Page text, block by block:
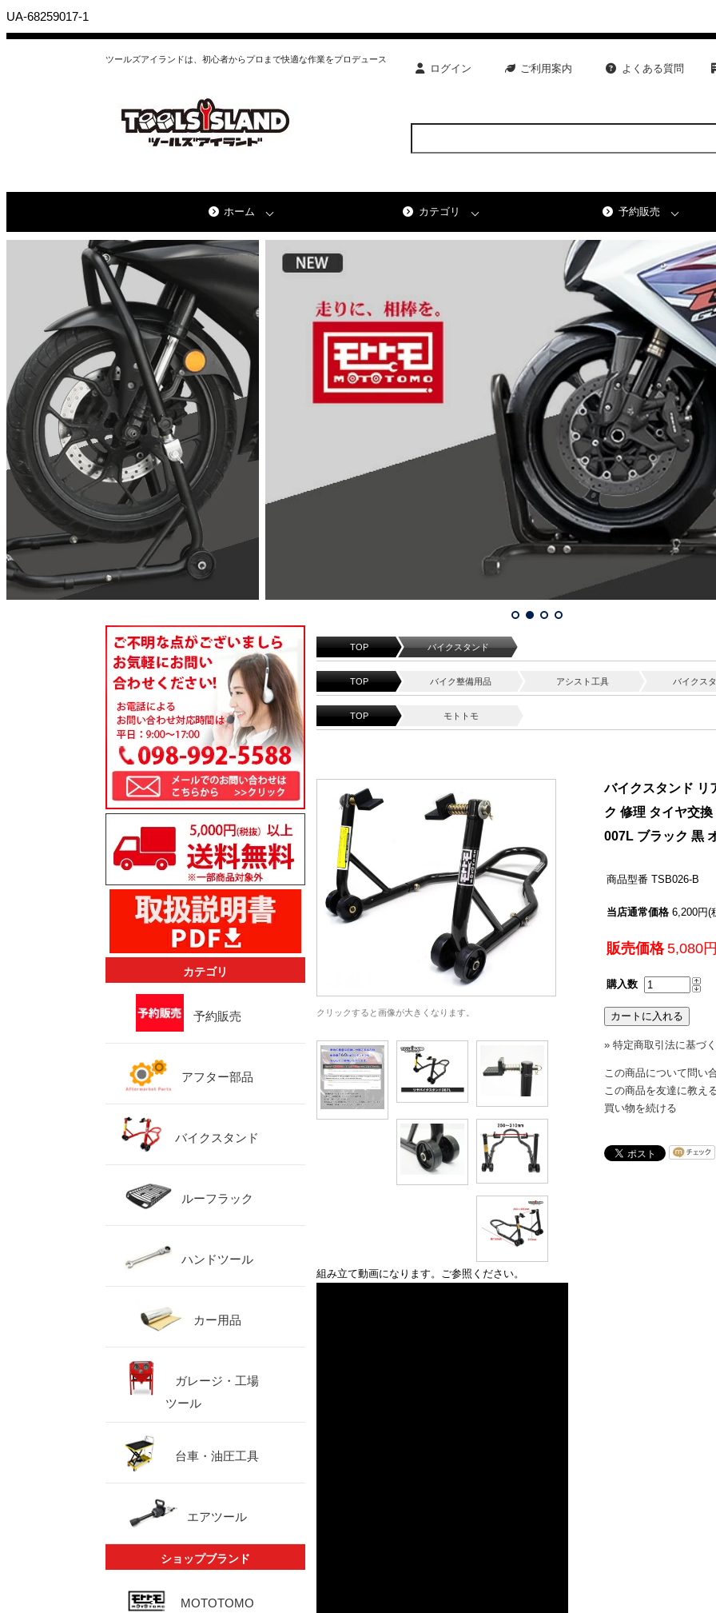
UA-68259017-1
ログイン ご利用案内 よくある質問
ツールズアイランドは、初心者からプロまで快適な作業をプロデュース
ホーム カテゴリ 予約販売
カテゴリ
予約販売
アフター部品
バイクスタンド
ルーフラック
ハンドツール
カー用品
ガレージ・工場
ツール
台車・油圧工具
エアツール
ショップブランド
MOTOTOMO
TOP バイクスタンド
TOP バイク整備用品 アシスト工具 バイクス
TOP モトトモ
バイクスタンド リ
ク 修理 タイヤ交
007L ブラック 黒
商品型番 TSB026-B
当店通常価格 6,200円(
販売価格 5,080
購入数
» 特定商取引法に基づ
この商品について問い
この商品を友達に教え
買い物を続ける
クリックすると画像が大きくなります。
組み立て動画になります。ご参照ください。